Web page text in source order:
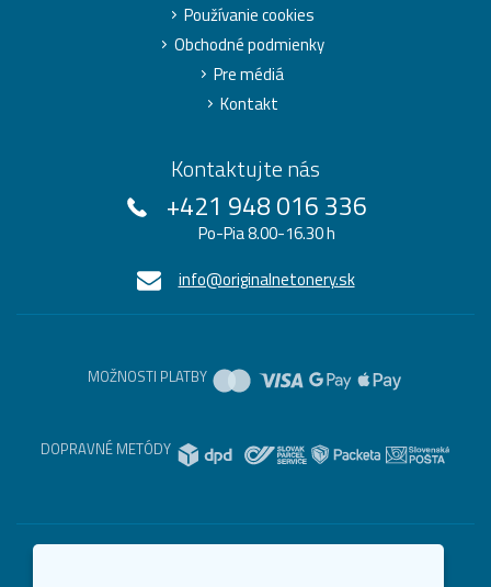
Používanie cookies
Obchodné podmienky
Pre médiá
Kontakt
Kontaktujte nás
+421 948 016 336
Po-Pia 8.00-16.30 h
info@originalnetonery.sk
MOŽNOSTI PLATBY
DOPRAVNÉ METÓDY